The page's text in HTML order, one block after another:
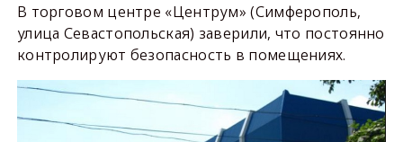
В торговом центре «Центрум» (Симферополь,
улица Севастопольская) заверили, что постоянно
контролируют безопасность в помещениях.